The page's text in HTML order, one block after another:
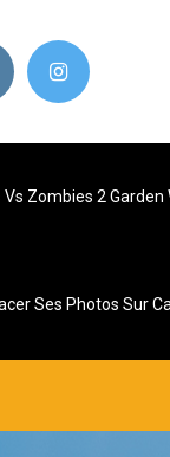
Vs Zombies 2 Garden
Ses Photos Sur